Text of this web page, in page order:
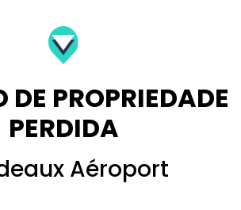
DE PROPRIEDADE
PERDIDA
Aéroport